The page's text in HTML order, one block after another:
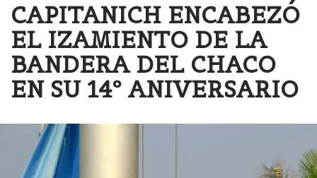
CAPITANICH ENCABEZÓ
EL IZAMIENTO DE LA
BANDERA DEL CHACO
EN SU 14º ANIVERSARIO